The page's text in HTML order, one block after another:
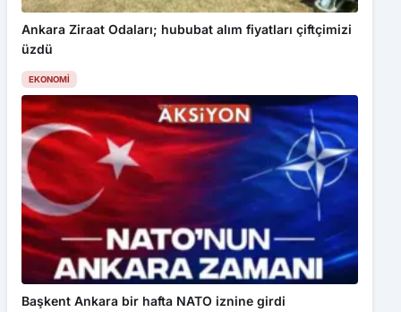
Ankara Ziraat Odaları; hububat alım fiyatları çiftçimizi
üzdü
EKONOMI
Başkent Ankara bir hafta NATO iznine girdi